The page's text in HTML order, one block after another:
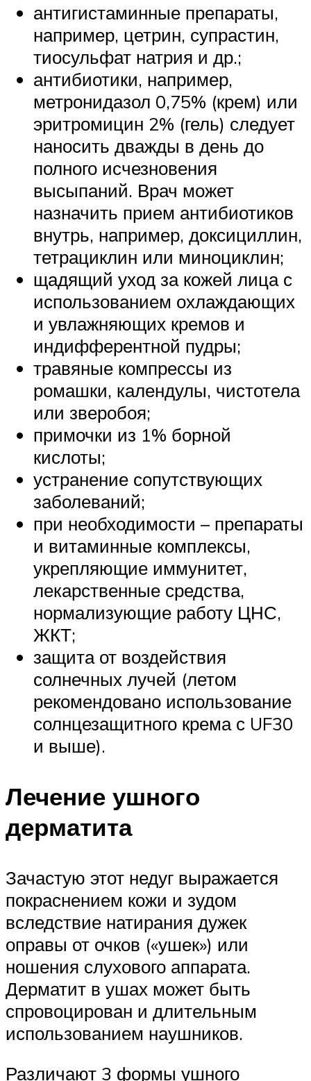
антигистаминные препараты,
например, цетрин, супрастин,
тиосульфат натрия и др.;
антибиотики, например,
метронидазол 0,75% (крем) или
эритромицин 2% (гель) следует
наносить дважды в день до
полного исчезновения
высыпаний. Врач может
назначить прием антибиотиков
внутрь, например, доксициллин,
тетрациклин или миноциклин;
щадящий уход за кожей лица с
использованием охлаждающих
и увлажняющих кремов и
индифферентной пудры;
травяные компрессы из
ромашки, календулы, чистотела
или зверобоя;
примочки из 1% борной
кислоты;
устранение сопутствующих
заболеваний;
при необходимости – препараты
и витаминные комплексы,
укрепляющие иммунитет,
лекарственные средства,
нормализующие работу ЦНС,
ЖКТ;
защита от воздействия
солнечных лучей (летом
рекомендовано использование
солнцезащитного крема с UF30
и выше).
Лечение ушного
дерматита
Зачастую этот недуг выражается
покраснением кожи и зудом
вследствие натирания дужек
оправы от очков («ушек») или
ношения слухового аппарата.
Дерматит в ушах может быть
спровоцирован и длительным
использованием наушников.
Различают 3 формы ушного